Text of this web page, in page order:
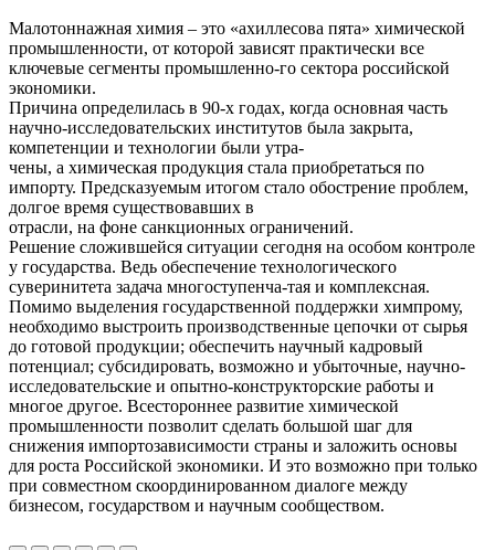
Малотоннажная химия – это «ахиллесова пята» химической
промышленности, от которой зависят практически все
ключевые сегменты промышленно-го сектора российской
экономики.
Причина определилась в 90-х годах, когда основная часть
научно-исследовательских институтов была закрыта,
компетенции и технологии были утра-
чены, а химическая продукция стала приобретаться по
импорту. Предсказуемым итогом стало обострение проблем,
долгое время существовавших в
отрасли, на фоне санкционных ограничений.
Решение сложившейся ситуации сегодня на особом контроле
у государства. Ведь обеспечение технологического
суверинитета задача многоступенча-тая и комплексная.
Помимо выделения государственной поддержки химпрому,
необходимо выстроить производственные цепочки от сырья
до готовой продукции; обеспечить научный кадровый
потенциал; субсидировать, возможно и убыточные, научно-
исследовательские и опытно-конструкторские работы и
многое другое. Всестороннее развитие химической
промышленности позволит сделать большой шаг для
снижения импортозависимости страны и заложить основы
для роста Российской экономики. И это возможно при только
при совместном скоординированном диалоге между
бизнесом, государством и научным сообществом.